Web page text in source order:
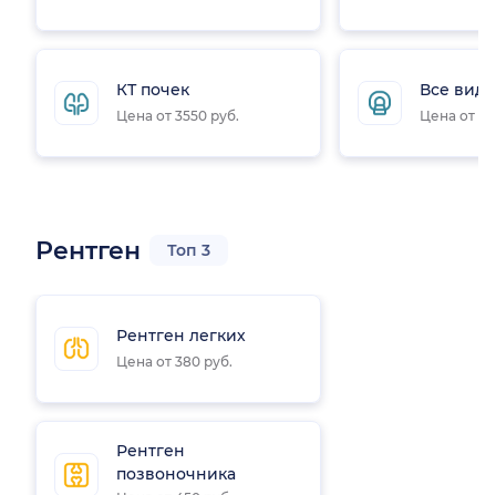
КТ почек
Цена от 3550 руб.
Все
Цена от
Рентген Топ 3
Рентген легких
Цена от 380 руб.
Рентген
позвоночника